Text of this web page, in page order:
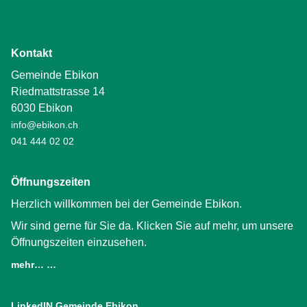
Kontakt
Gemeinde Ebikon
Riedmattstrasse 14
6030 Ebikon
info@ebikon.ch
041 444 02 02
Öffnungszeiten
Herzlich willkommen bei der Gemeinde Ebikon.
Wir sind gerne für Sie da. Klicken Sie auf mehr, um unsere
Öffnungszeiten einzusehen.
mehr… …